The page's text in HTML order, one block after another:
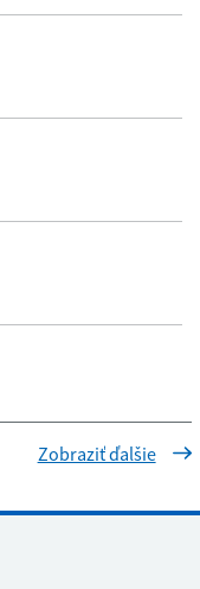
Zobraziť ďalšie